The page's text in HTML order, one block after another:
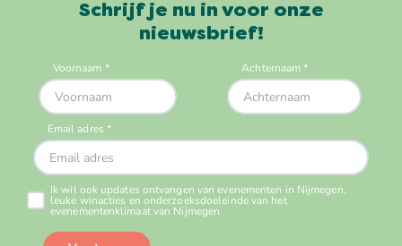
Schrijf je nu in voor onze
nieuwsbrief!